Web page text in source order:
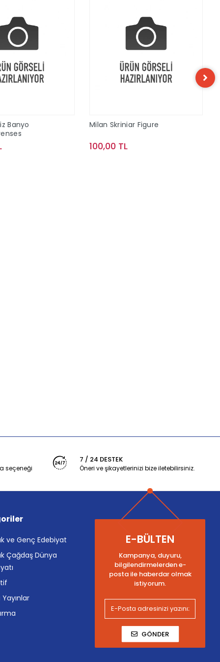
Banyo
Milan Skriniar Figure
100,00 TL
seçeneği
7 / 24 DESTEK
Öneri ve şikayetlerinizi bize iletebilirsiniz.
ve Genç Edebiyat
Çağdaş Dünya
Yayınlar
E-BÜLTEN
Kampanya, duyuru,
bilgilendirmelerden e-
posta ile haberdar olmak
istiyorum.
GÖNDER